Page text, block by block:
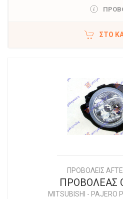
ΣΤΟ
ΠΡΟΒΟΛΕΙΣ
ΠΡΟΒΟΛΕΑΣ
MITSUBISHI - PAJERO